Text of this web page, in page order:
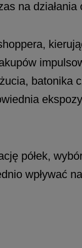
na działania
batonika
półek,
wpływać